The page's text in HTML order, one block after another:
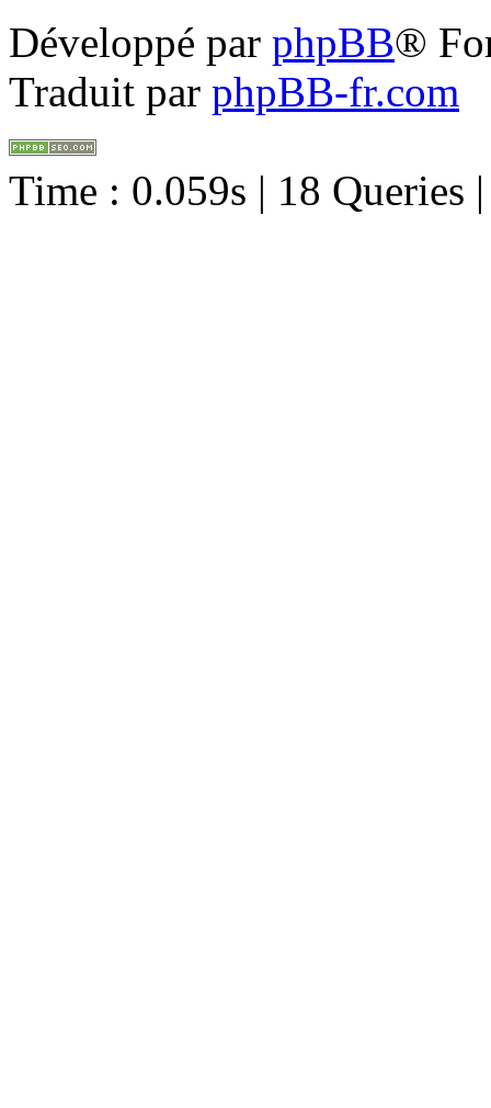
Développé par phpBB®
Traduit par phpBB-fr.com
Time : 0.059s | 18 Queries